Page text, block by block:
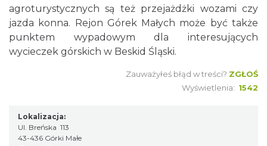
agroturystycznych są też przejażdżki wozami czy
jazda konna. Rejon Górek Małych może być także
punktem wypadowym dla interesujących
wycieczek górskich w Beskid Śląski.
Zauważyłeś błąd w treści? ZGŁOŚ
Wyświetlenia: 1542
Lokalizacja:
Ul. Breńska 113
43-436 Górki Małe